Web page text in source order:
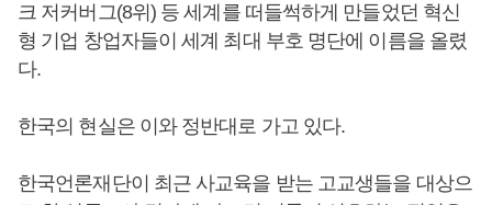
크 저커버그(8위) 등 세계를 떠들썩하게 만들었던 혁신
형 기업 창업자들이 세계 최대 부호 명단에 이름을 올렸
다.
한국의 현실은 이와 정반대로 가고 있다.
한국언론재단이 최근 사교육을 받는 고교생들을 대상으